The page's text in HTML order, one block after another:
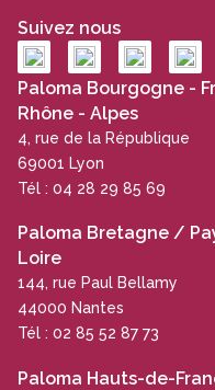
Suivez nous
Paloma Bourgogne -
Rhône - Alpes
4, rue de la République
69001 Lyon
Tél : 04 28 29 85 69
Paloma Bretagne /
Loire
144, rue Paul Bellamy
44000 Nantes
Tél : 02 85 52 87 73
Paloma Hauts-de-